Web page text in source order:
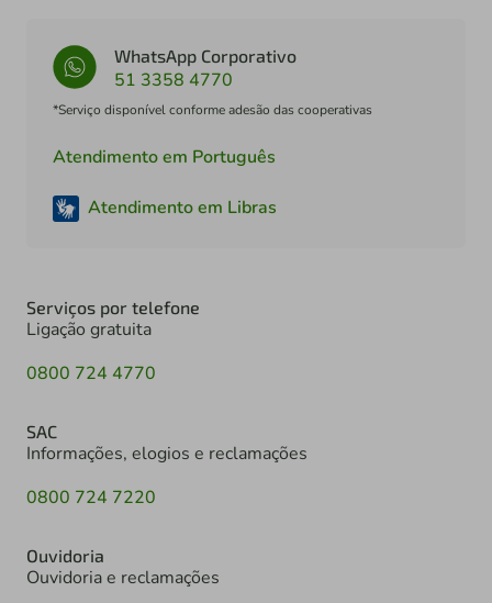
WhatsApp Corporativo
51 3358 4770
*Serviço disponível conforme adesão das cooperativas
Atendimento em Português
Atendimento em Libras
Serviços por telefone
Ligação gratuita
0800 724 4770
SAC
Informações, elogios e reclamações
0800 724 7220
Ouvidoria
Ouvidoria e reclamações